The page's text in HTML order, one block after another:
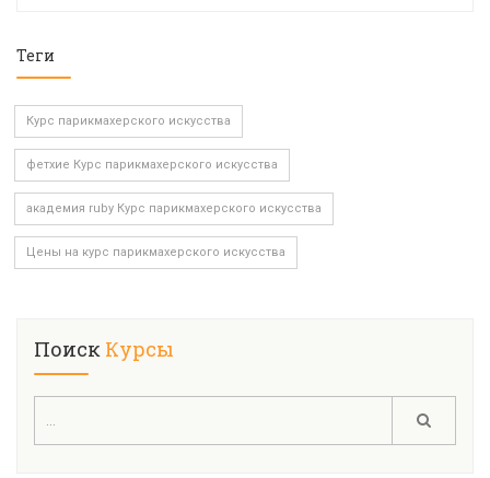
Теги
Курс парикмахерского искусства
фетхие Курс парикмахерского искусства
академия ruby Курс парикмахерского искусства
Цены на курс парикмахерского искусства
Поиск Курсы